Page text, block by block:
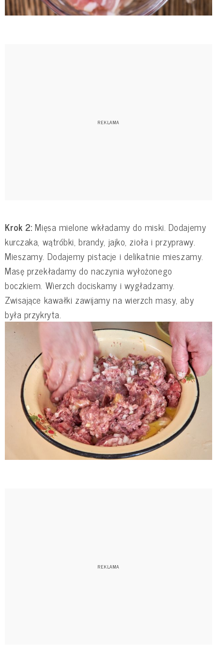
Krok 2: Mięsa mielone wkładamy do miski. Dodajemy
kurczaka, wątróbki, brandy, jajko, zioła i przyprawy.
Mieszamy. Dodajemy pistacje i delikatnie mieszamy.
Masę przekładamy do naczynia wyłożonego
boczkiem. Wierzch dociskamy i wygładzamy.
Zwisające kawałki zawijamy na wierzch masy, aby
była przykryta.